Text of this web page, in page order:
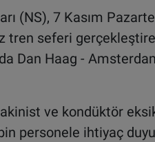
(NS), 7 Kasım
tren seferi
Dan Haag -
ve kondüktör
personele ihtiyaç